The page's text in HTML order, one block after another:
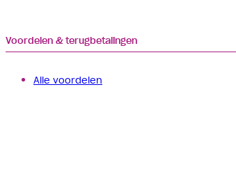
Voordelen & terugbetalingen
Alle voordelen